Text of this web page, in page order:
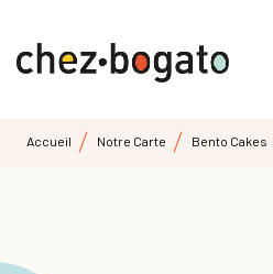
Accueil Notre Carte Bento Cakes